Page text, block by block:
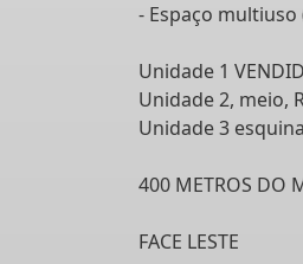
- Espaço
Unidade 1
Unidade 2, meio,
Unidade 3
400 METROS DO
FACE LESTE